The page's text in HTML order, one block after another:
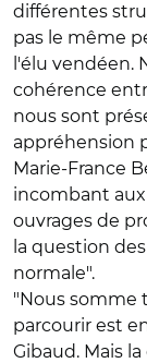
différentes
pas le même
l'élu vendéen.
cohérence
nous sont
appréhension
Marie-France
incombant
ouvrages de
la question
normale".
"Nous somme
parcourir est
Gibaud. Mais